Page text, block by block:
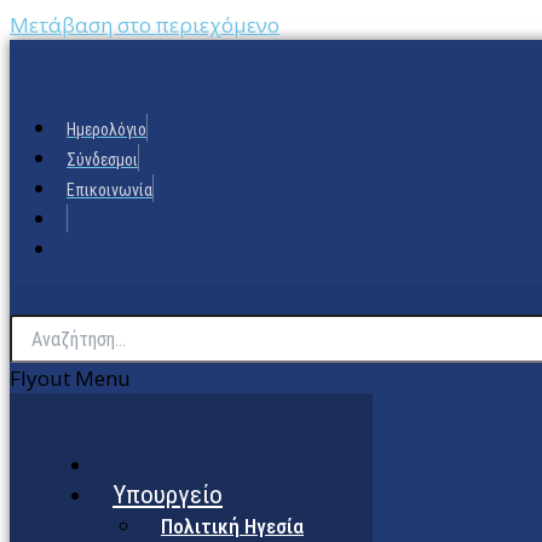
Μετάβαση στο περιεχόμενο
Ημερολόγιο
Σύνδεσμοι
Επικοινωνία
Flyout Menu
Υπουργείο
Πολιτική Ηγεσία